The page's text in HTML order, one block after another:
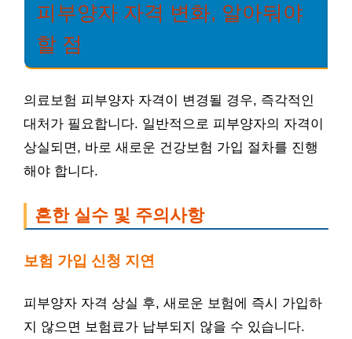
피부양자 자격 변화, 알아둬야
할 점
의료보험 피부양자 자격이 변경될 경우, 즉각적인
대처가 필요합니다. 일반적으로 피부양자의 자격이
상실되면, 바로 새로운 건강보험 가입 절차를 진행
해야 합니다.
흔한 실수 및 주의사항
보험 가입 신청 지연
피부양자 자격 상실 후, 새로운 보험에 즉시 가입하
지 않으면 보험료가 납부되지 않을 수 있습니다.